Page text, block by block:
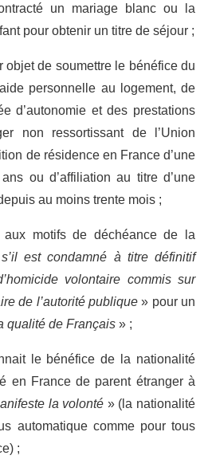
un mariage blanc ou la
pour obtenir un titre de séjour ;
objet de soumettre le bénéfice du
personnelle au logement, de
d’autonomie et des prestations
non ressortissant de l’Union
de résidence en France d’une
ou d’affiliation au titre d’une
au moins trente mois ;
motifs de déchéance de la
s’il est condamné à titre définitif
volontaire commis sur
de l’autorité publique» pour un
qualité de Français » ;
le bénéfice de la nationalité
en France de parent étranger à
la volonté » (la nationalité
automatique comme pour tous
;